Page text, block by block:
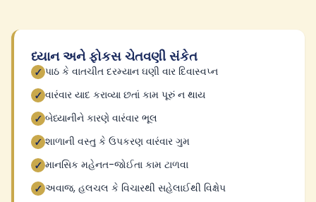
ધ્યાન અને ફોકસ ચેતવણી સંકેત
✓ પાઠ કે વાતચીત દરમ્યાન ઘણી વાર દિવાસ્વપ્ન
✓ વારંવાર યાદ કરાવ્યા છતાં કામ પૂરું ન થાય
✓ બેધ્યાનીને કારણે વારંવાર ભૂલ
✓ શાળાની વસ્તુ કે ઉપકરણ વારંવાર ગુમ
✓ માનસિક મહેનત-જોઈતા કામ ટાળવા
✓ અવાજ, હલચલ કે વિચારથી સહેલાઈથી વિક્ષેપ